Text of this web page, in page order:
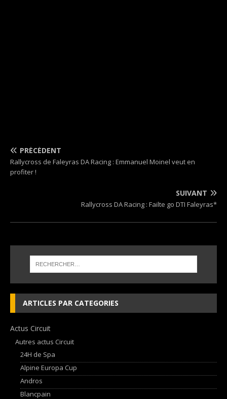
PRÉCÉDENT
Rallycross de Faleyras DA Racing : Emmanuel Moinel veut en
profiter !
SUIVANT
Rallycross DA Racing : Failte go DTI Faleyras*
ARTICLES PAR CATEGORIES
Actus Circuit
Autres actus Circuit
24H de Spa
Alpine Europa Cup
Andros
Blancpain